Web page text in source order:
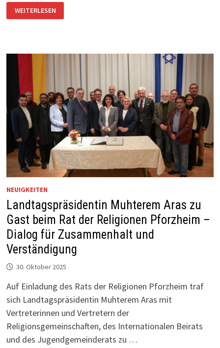
WEITERLESEN
NEUIGKEITEN
Landtagspräsidentin Muhterem Aras zu
Gast beim Rat der Religionen Pforzheim –
Dialog für Zusammenhalt und
Verständigung
30. Oktober 2025
Auf Einladung des Rats der Religionen Pforzheim traf
sich Landtagspräsidentin Muhterem Aras mit
Vertreterinnen und Vertretern der
Religionsgemeinschaften, des Internationalen Beirats
und des Jugendgemeinderats zu …